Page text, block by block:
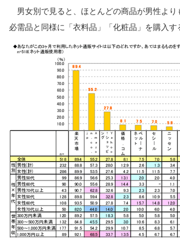
男女別で見ると、ほとんどの商品が男性よ
必需品と同様に「衣料品」「化粧品」を購入す